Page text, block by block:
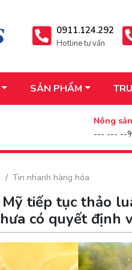
0911.124.292
Hotline tư vấn
SẢN PHẨM
Nông
--- --- --
Tin nhanh hàng hóa
tiếp tục thảo
có quyết định